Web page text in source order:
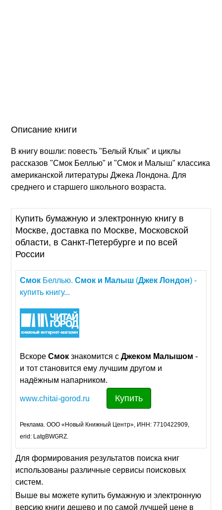
Описание книги
В книгу вошли: повесть "Белый Клык" и циклы
рассказов "Смок Беллью" и "Смок и Малыш" классика
американской литературы Джека Лондона. Для
среднего и старшего школьного возраста.
Купить бумажную и электронную книгу в
Москве, доставка по Москве, Московской
области, в Санкт-Петербурге и по всей
России
Смок Беллью.Смок и Малыш (Джек Лондон) -
купить книгу...
ВскореСмок знакомится сДжеком Малышом -
и тот становится ему лучшим другом и
надёжным напарником.
www.chitai-gorod.ru Купить
Реклама. ООО «Новый Книжный Центр», ИНН: 7710422909,
erid: LatgBWGRZ.
Для формирования результатов поиска книг
использованы различные сервисы поисковых
систем.
Выше вы можете купить бумажную и электронную
версию книги дешево и по самой лучшей цене в